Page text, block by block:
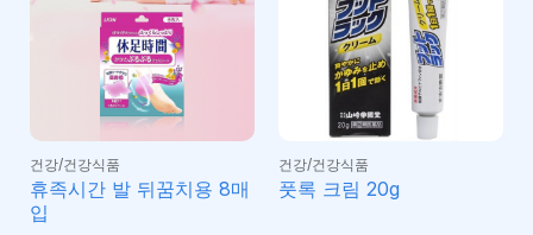
건강/건강식품
휴족시간 발 뒤꿈치용 8매
입
건강/건강식품
풋록 크림 20g